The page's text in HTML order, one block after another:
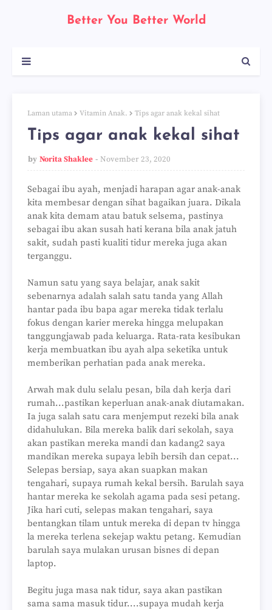
Better You Better World
Laman utama Vitamin Anak. Tips agar anak kekal sihat
Tips agar anak kekal sihat
by Norita Shaklee November 23, 2020
Sebagai ibu ayah, menjadi harapan agar anak-anak
kita membesar dengan sihat bagaikan juara. Dikala
anak kita demam atau batuk selsema, pastinya
sebagai ibu akan susah hati kerana bila anak jatuh
sakit, sudah pasti kualiti tidur mereka juga akan
terganggu.
Namun satu yang saya belajar, anak sakit
sebenarnya adalah salah satu tanda yang Allah
hantar pada ibu bapa agar mereka tidak terlalu
fokus dengan karier mereka hingga melupakan
tanggungjawab pada keluarga. Rata-rata kesibukan
kerja membuatkan ibu ayah alpa seketika untuk
memberikan perhatian pada anak mereka.
Arwah mak dulu selalu pesan, bila dah kerja dari
rumah...pastikan keperluan anak-anak diutamakan.
Ia juga salah satu cara menjemput rezeki bila anak
didahulukan. Bila mereka balik dari sekolah, saya
akan pastikan mereka mandi dan kadang2 saya
mandikan mereka supaya lebih bersih dan cepat...
Selepas bersiap, saya akan suapkan makan
tengahari, supaya rumah kekal bersih. Barulah saya
hantar mereka ke sekolah agama pada sesi petang.
Jika hari cuti, selepas makan tengahari, saya
bentangkan tilam untuk mereka di depan tv hingga
la mereka terlena sekejap waktu petang. Kemudian
barulah saya mulakan urusan bisnes di depan
laptop.
Begitu juga masa nak tidur, saya akan pastikan
sama sama masuk tidur....supaya mudah kerja